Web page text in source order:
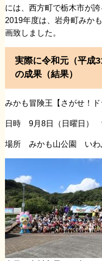
には、西方町で栃木市が
2019年度は、岩舟町みか
画致しました。
実際に令和元（平成
の成果（結果）
みかも冒険王【さがせ！
日時 9月8日（日曜日）
場所 みかも山公園 いわ